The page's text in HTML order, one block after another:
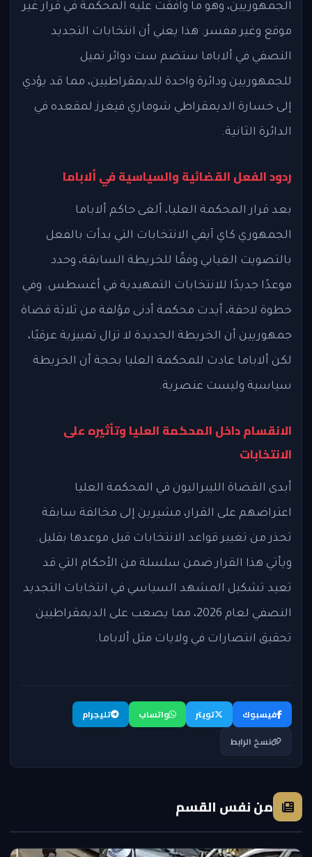
الجمهوريين، وهو ما وافقت عليه المحكمة في قرار غير
موقع وغير مفسر. هذا يعني أن انتخابات التجديد
النصفي في ألاباما ستضم ست دوائر تميل
للجمهوريين ودائرة واحدة للديمقراطيين، مما قد يؤدي
إلى خسارة الديمقراطي شوماري فيغرز لمقعده في
الدائرة الثانية.
ردود الفعل القضائية والسياسية في ألاباما
بعد قرار المحكمة العليا، ألغى حاكم ألاباما
الجمهوري كاي آيفي الانتخابات التي بدأت بالفعل
بالتصويت الغيابي وفقًا للخريطة السابقة، وحدد
موعدًا جديدًا للانتخابات التمهيدية في أغسطس. وفي
خطوة لاحقة، أيدت محكمة أدنى مؤلفة من ثلاثة قضاة
جمهوريين أن الخريطة الجديدة لا تزال تمييزية عرقيًا،
لكن ألاباما عادت للمحكمة العليا بحجة أن الخريطة
سياسية وليست عنصرية.
الانقسام داخل المحكمة العليا وتأثيره على
الانتخابات
أبدى القضاة الليبراليون في المحكمة العليا
اعتراضهم على القرار، مشيرين إلى مخالفة سابقة
تحذر من تغيير قواعد الانتخابات قبل موعدها بقليل.
ويأتي هذا القرار ضمن سلسلة من الأحكام التي قد
تعيد تشكيل المشهد السياسي في انتخابات التجديد
النصفي لعام 2026، مما يصعب على الديمقراطيين
تحقيق انتصارات في ولايات مثل ألاباما.
فيسبوك تويتر واتساب
تليجرام
نسخ الرابط
من نفس القسم